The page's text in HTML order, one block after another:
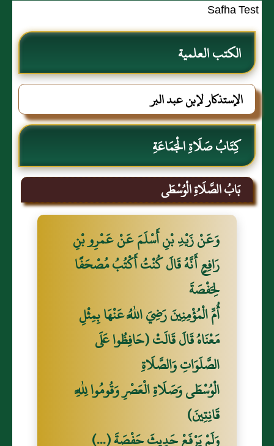
Safha Test
الكتب العلمية
الإستذكار لإبن عبد البر
كِتَابُ صَلَاةِ الْجَمَاعَةِ
بَابُ الصَّلَاةِ الْوُسْطَى
وَعَنْ زَيْدِ بْنِ أَسْلَمَ عَنْ عَمْرِو بْنِ
رَافِعٍ أَنَّهُ قَالَ كُنْتُ أَكْتُبُ مُصْحَفًا
لِحَفْصَةَ
أُمِّ الْمُؤْمِنِينَ رَضِيَ اللَّهُ عَنْهَا بِمِثْلِ
مَعْنَاهُ قَالَ قَالَتْ (حَافِظُوا عَلَى
الصَّلَوَاتِ وَالصَّلَاةِ
الْوُسْطَى وَصَلَاةِ الْعَصْرِ وَقُومُوا لِلَّهِ
قَانِتِينَ)
وَلَمْ يَرْفَعْ حَدِيثَ حَفْصَةَ (...)